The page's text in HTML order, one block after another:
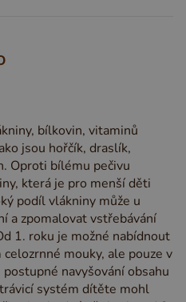
bílkovin, vitaminů
jsou hořčík, draslík,
Oproti bílému pečivu
která je pro menší děti
podíl vlákniny může u
a zpomalovat vstřebávání
1. roku je možné nabídnout
mouky, ale pouze v
navyšování obsahu
systém dítěte mohl